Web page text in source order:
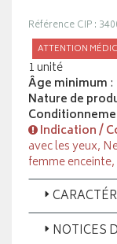
Référence CIP :
ATTENTION
1 unité
Âge minimum :
Nature de
Indication /
avec les yeux,
femme
NOTICES